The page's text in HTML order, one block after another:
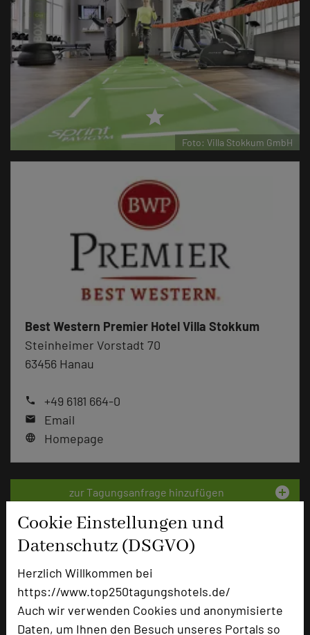
Cookie Einstellungen und
Datenschutz (DSGVO)
Herzlich Willkommen bei
https://www.top250tagungshotels.de/
Auch wir verwenden Cookies und anonymisierte
Daten, um Ihnen den Besuch unseres Portals so
star
Foto: Villa Stokkum GmbH
Best Western Premier Hotel Villa Stokkum
Steinheimer Vorstadt 70
63456 Hanau
phone +49 6181 664-0
mail Email
language Homepage
zur Tagungsanfrage hinzufügen add_circle
Hotel bewerten
Hoteldaten
Max. Tagungskapazität (Personen)